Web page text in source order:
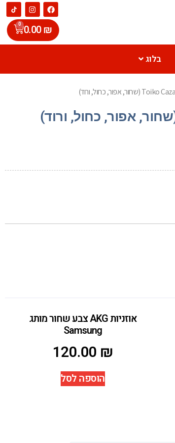
0.00₪
0
בלוג
אוזניות AKG צבע שחור מותג
Samsung
120.00 ₪
הוספה לסל